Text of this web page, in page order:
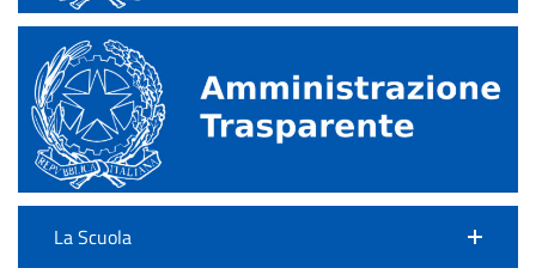
La Scuola